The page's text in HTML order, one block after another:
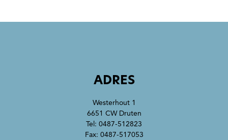
ADRES
Westerhout 1
6651 CW Druten
Tel: 0487-512823
Fax: 0487-517053